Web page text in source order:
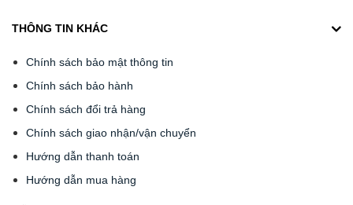
THÔNG TIN KHÁC
Chính sách bảo mật thông tin
Chính sách bảo hành
Chính sách đổi trả hàng
Chính sách giao nhận/vận chuyển
Hướng dẫn thanh toán
Hướng dẫn mua hàng